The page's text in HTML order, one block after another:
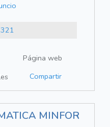
Página web
Compartir
MINFOR